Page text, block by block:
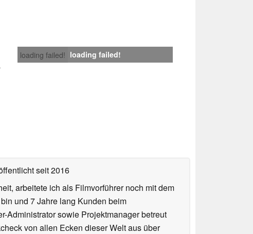
loading failed! loading failed!
seit 2016
arbeitete ich als Filmvorführer noch mit dem
und 7 Jahre lang Kunden beim
Administrator sowie Projektmanager betreut
von allen Ecken dieser Welt aus über